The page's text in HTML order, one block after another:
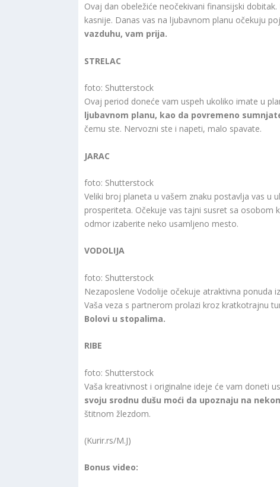
Ovaj dan obeležiće neočekivani finansijski
kasnije. Danas vas na ljubavnom planu očekuju
vazduhu, vam prija.
STRELAC
foto: Shutterstock
Ovaj period doneće vam uspeh ukoliko imate u
ljubavnom planu, kao da povremeno
čemu ste. Nervozni ste i napeti, malo spavate.
JARAC
foto: Shutterstock
Veliki broj planeta u vašem znaku postavlja vas u
prosperiteta. Očekuje vas tajni susret sa osobom
odmor izaberite neko usamljeno mesto.
VODOLIJA
foto: Shutterstock
Nezaposlene Vodolije očekuje atraktivna ponuda
Vaša veza s partnerom prolazi kroz kratkotrajnu
Bolovi u stopalima.
RIBE
foto: Shutterstock
Vaša kreativnost i originalne ideje će vam doneti
svoju srodnu dušu moći da upoznaju na
štitnom žlezdom.
(Kurir.rs/M.J)
Bonus video: